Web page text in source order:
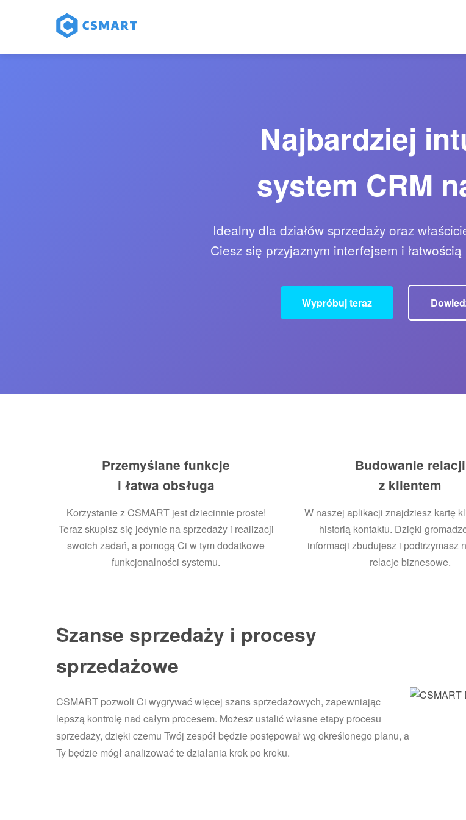
Najbardziej
system CRM
Idealny dla działów sprzedaży oraz
Ciesz się przyjaznym interfejsem i
Wypróbuj teraz
Przemyślane funkcje
i łatwa obsługa
Korzystanie z CSMART jest dziecinnie proste!
Teraz skupisz się jedynie na sprzedaży i realizacji
swoich zadań, a pomogą Ci w tym dodatkowe
funkcjonalności systemu.
Budowanie relacji
z klientem
W naszej aplikacji znajdziesz kartę
historią kontaktu. Dzięki
informacji zbudujesz i podtrzymasz
relacje biznesowe.
Szanse sprzedaży i procesy
sprzedażowe
CSMART pozwoli Ci wygrywać więcej szans sprzedażowych, zapewniając
lepszą kontrolę nad całym procesem. Możesz ustalić własne etapy procesu
sprzedaży, dzięki czemu Twój zespół będzie postępował wg określonego planu, a
Ty będzie mógł analizować te działania krok po kroku.